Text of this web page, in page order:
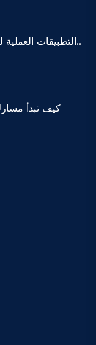
التطبيقات العملية لمؤشرات قياس الأد..
كيف تبدأ